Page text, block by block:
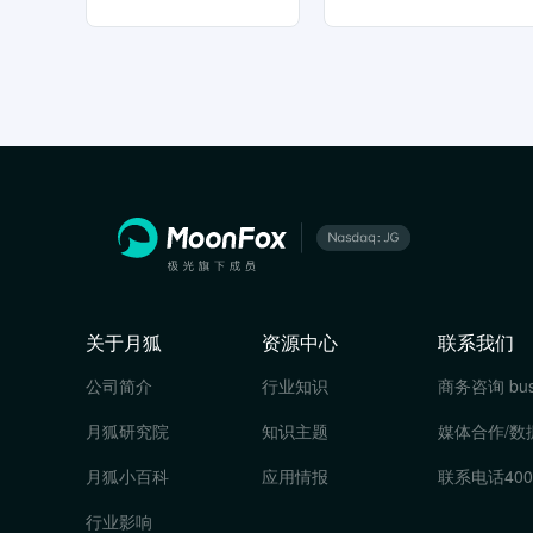
关于月狐
公司简介
月狐研究院
月狐小百科
行业影响
资源中心
行业知识
知识主题
应用情报
联系我们
商务咨询
媒体合作/数
联系电话